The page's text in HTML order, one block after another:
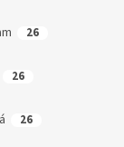
26
26
26